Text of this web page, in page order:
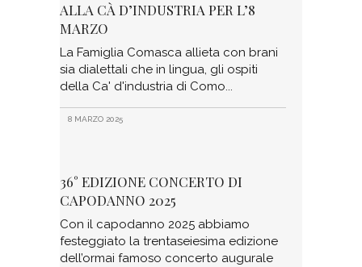
ALLA CÀ D’INDUSTRIA PER L’8
MARZO
La Famiglia Comasca allieta con brani
sia dialettali che in lingua, gli ospiti
della Ca' d'industria di Como
8 MARZO 2025
36° EDIZIONE CONCERTO DI
CAPODANNO 2025
Con il capodanno 2025 abbiamo
festeggiato la trentaseiesima edizione
dell’ormai famoso concerto augurale